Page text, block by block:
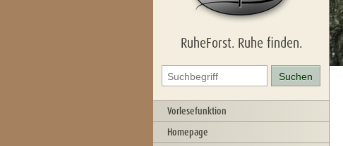
RuheForst. Ruhe finden.
Vorlesefunktion
Homepage